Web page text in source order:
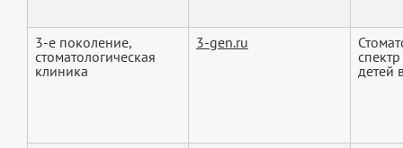
3-е поколение,
стоматологическая
клиника
3-gen.ru
детей